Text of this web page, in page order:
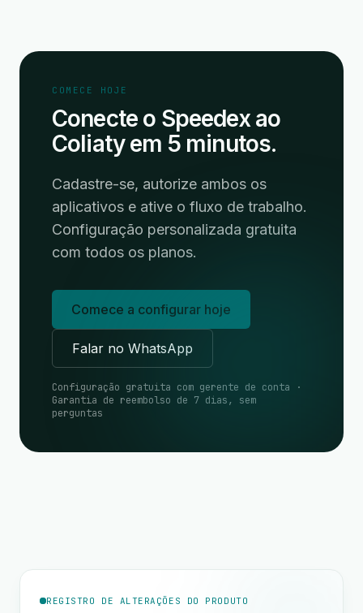
COMECE HOJE
Conecte o Speedex ao
Coliaty em 5 minutos.
Cadastre-se, autorize ambos os
aplicativos e ative o fluxo de trabalho.
Configuração personalizada gratuita
com todos os planos.
Comece a configurar hoje
Falar no WhatsApp
Configuração gratuita com gerente de conta ·
Garantia de reembolso de 7 dias, sem
perguntas
REGISTRO DE ALTERAÇÕES DO PRODUTO